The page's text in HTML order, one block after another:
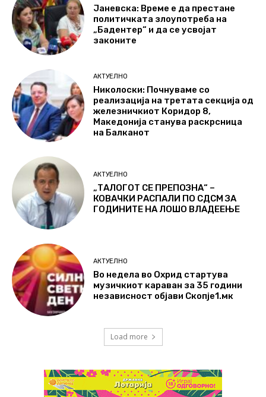
Јаневска: Време е да престане
политичката злоупотреба на
„Бадентер“ и да се усвојат
законите
АКТУЕЛНО
Николоски: Почнуваме со
реализација на третата секција од
железничкиот Коридор 8,
Македонија станува раскрсница
на Балканот
АКТУЕЛНО
„ТАЛОГОТ СЕ ПРЕПОЗНА“ –
КОВАЧКИ РАСПАЛИ ПО СДСМ ЗА
ГОДИНИТЕ НА ЛОШО ВЛАДЕЕЊЕ
АКТУЕЛНО
Во недела во Охрид стартува
музичкиот караван за 35 години
независност објави Скопје1.мк
Load more